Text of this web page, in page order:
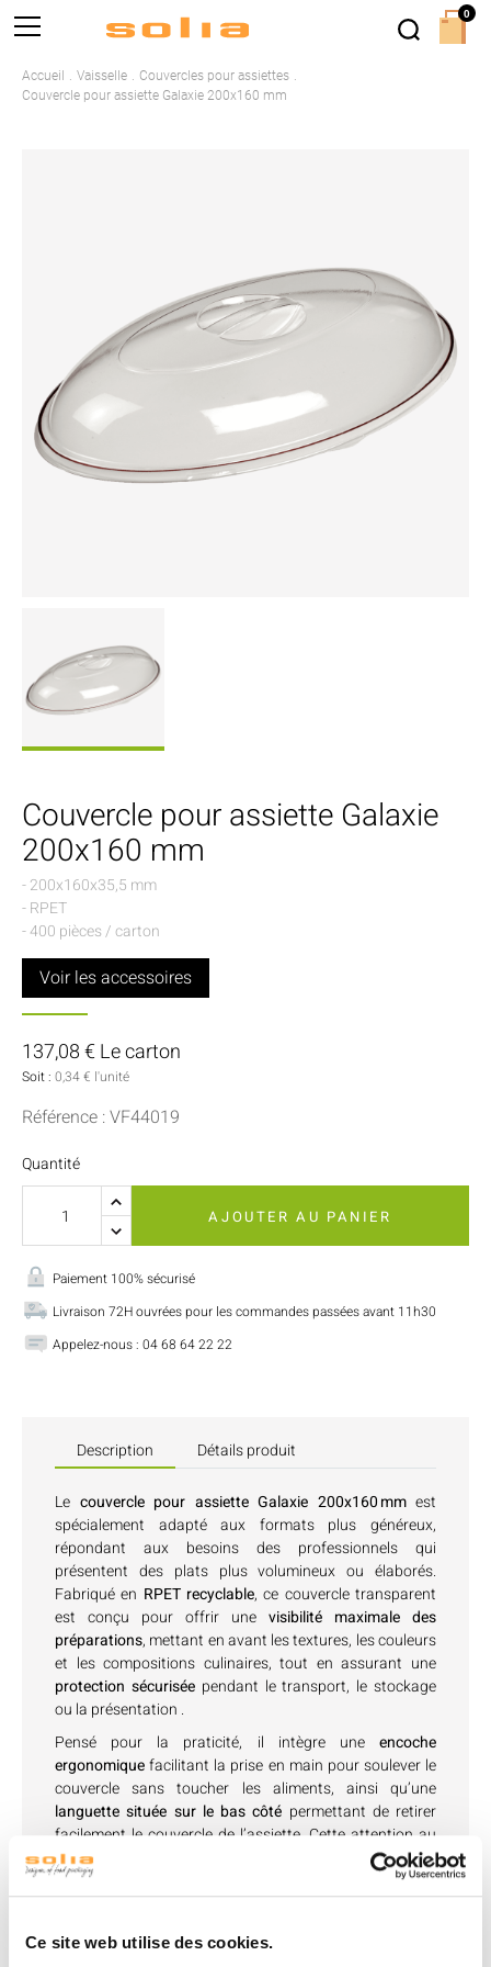
Ce site web utilise des cookies.
Accueil Vaisselle
Couvercles pour assiettes
Couvercle pour assiette Galaxie 200x160 mm
Couvercle pour assiette Galaxie
200x160 mm
- 200x160x35,5 mm
- RPET
- 400 pièces / carton
Voir les accessoires
137,08 € Le carton
Soit : 0,34 € l'unité
Référence : VF44019
Quantité
AJOUTER AU PANIER
Paiement 100% sécurisé
Livraison 72H ouvrées pour les commandes passées avant 11h30
Appelez-nous : 04 68 64 22 22
Description Détails produit
Le couvercle pour assiette Galaxie 200x160 mmest
spécialement adapté aux formats plus généreux,
répondant aux besoins des professionnels qui
présentent des plats plus volumineux ou élaborés.
Fabriqué en RPET recyclable, ce couvercle transparent
est conçu pour offrir une visibilité maximale des
préparations, mettant en avant les textures, les couleurs
et les compositions culinaires, tout en assurant une
protection sécuriséependant le transport, le stockage
ou la présentation .
Pensé pour la praticité, il intègre une encoche
ergonomiquefacilitant la prise en main pour soulever le
couvercle sans toucher les aliments, ainsi qu’une
languette située sur le bas côté permettant de retirer
facilement le couvercle de l’assiette. Cette attention au
détail simplifie le service des plats lors de buffets, de
commandes à emporter ou de présentations en vitrine.
seulement de sécuriser le contenu, mais aussi de
0